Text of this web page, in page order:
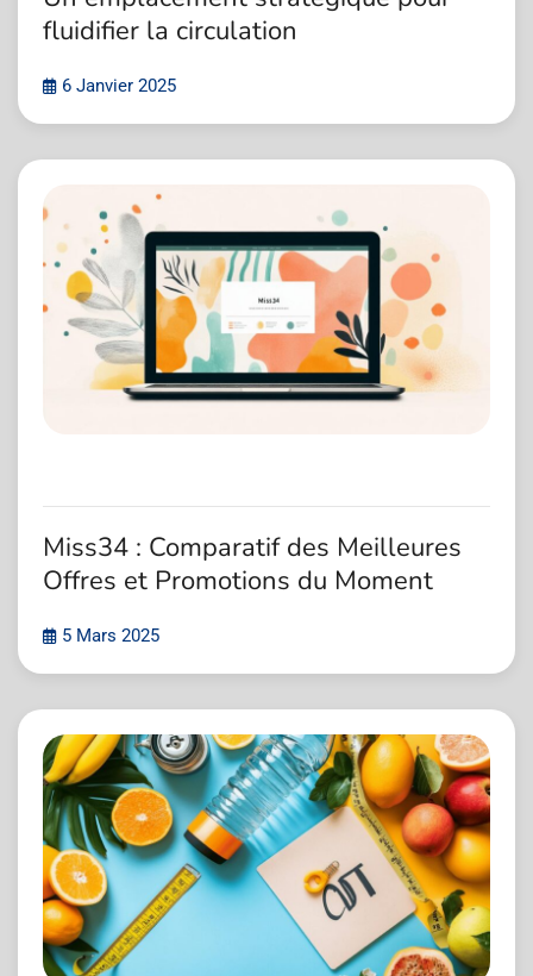
fluidifier la circulation
6 Janvier 2025
Miss34 : Comparatif des Meilleures
Offres et Promotions du Moment
5 Mars 2025